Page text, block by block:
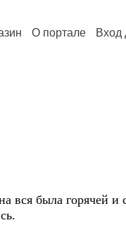
О портале Вход
вся была горячей и